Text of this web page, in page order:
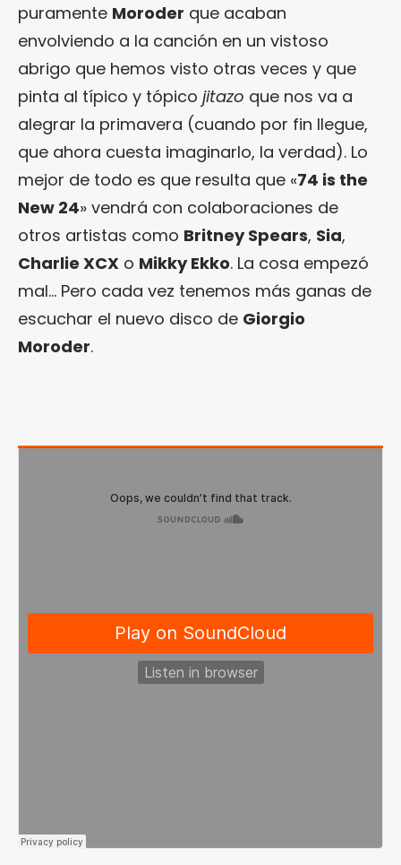
puramente Moroder que acaban
envolviendo a la canción en un vistoso
abrigo que hemos visto otras veces y que
pinta al típico y tópico jitazo que nos va a
alegrar la primavera (cuando por fin llegue,
que ahora cuesta imaginarlo, la verdad). Lo
mejor de todo es que resulta que «74 is the
New 24» vendrá con colaboraciones de
otros artistas como Britney Spears, Sia,
Charlie XCX o Mikky Ekko. La cosa empezó
mal… Pero cada vez tenemos más ganas de
escuchar el nuevo disco de Giorgio
Moroder.